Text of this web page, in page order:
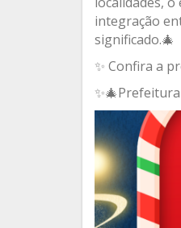
integração
significado.🎄
✨ Confira a